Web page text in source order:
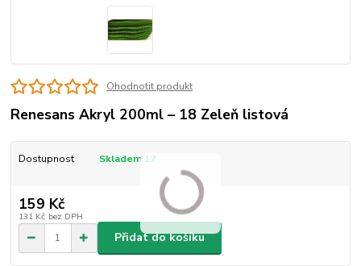
Ohodnotit produkt
Renesans Akryl 200ml – 18 Zeleň listová
Dostupnost Skladem 17
159 Kč
131 Kč bez DPH
Přidat do košíku